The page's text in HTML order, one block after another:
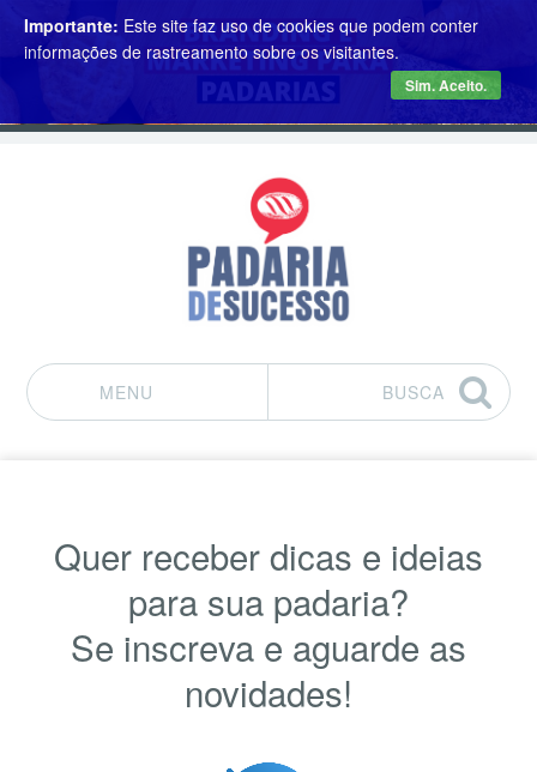
MENU
BUSCA
Quer receber dicas e ideias
para sua padaria?
Se inscreva e aguarde as
novidades!
Importante: Este site faz uso de cookies que podem conter
informações de rastreamento sobre os visitantes.
Sim. Aceito.